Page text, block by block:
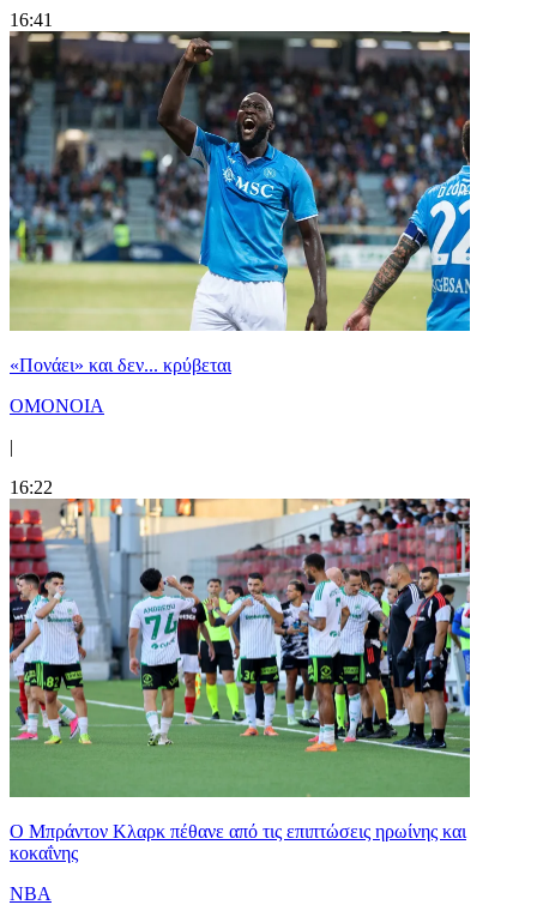
16:41
«Πονάει» και δεν... κρύβεται
ΟΜΟΝΟΙΑ
|
16:22
Ο Μπράντον Κλαρκ πέθανε από τις επιπτώσεις ηρωίνης και
κοκαΐνης
NBA